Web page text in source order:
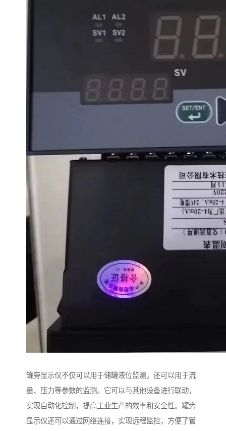
罐旁显示仪不仅可以用于储罐液位监测，还可以用于流
量、压力等参数的监测。它可以与其他设备进行联动，
实现自动化控制，提高工业生产的效率和安全性。罐旁
显示仪还可以通过网络连接，实现远程监控，方便了管